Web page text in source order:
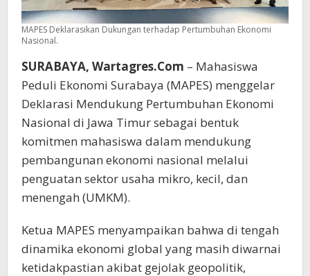
MAPES Deklarasikan Dukungan terhadap Pertumbuhan Ekonomi
Nasional.
SURABAYA, Wartagres.Com – Mahasiswa
Peduli Ekonomi Surabaya (MAPES) menggelar
Deklarasi Mendukung Pertumbuhan Ekonomi
Nasional di Jawa Timur sebagai bentuk
komitmen mahasiswa dalam mendukung
pembangunan ekonomi nasional melalui
penguatan sektor usaha mikro, kecil, dan
menengah (UMKM).
Ketua MAPES menyampaikan bahwa di tengah
dinamika ekonomi global yang masih diwarnai
ketidakpastian akibat gejolak geopolitik,